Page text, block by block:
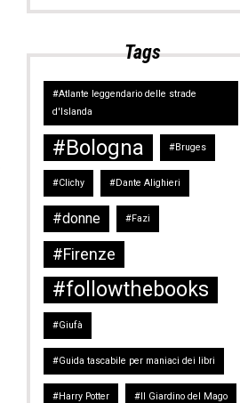
Tags
#Atlante leggendario delle strade
d'Islanda
#Bologna #Bruges
#Clichy #Dante Alighieri
#donne #Fazi
#Firenze
#followthebooks
#Giufà
#Guida tascabile per maniaci dei libri
#Harry Potter #Il Giardino del Mago